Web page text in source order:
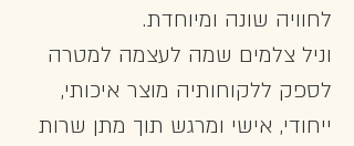
לחוויה שונה ומיוחדת.
וניל צלמים שמה לעצמה למטרה
לספק ללקוחותיה מוצר איכותי,
ייחודי, אישי ומרגש תוך מתן שרות